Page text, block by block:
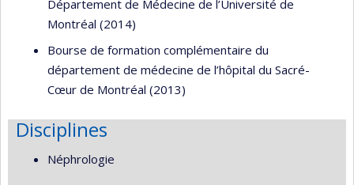
Département de Médecine de l’Université de
Montréal (2014)
Bourse de formation complémentaire du
département de médecine de l’hôpital du Sacré-
Cœur de Montréal (2013)
Disciplines
Néphrologie